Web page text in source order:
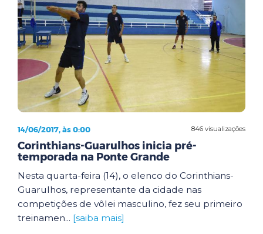
846 visualizações
14/06/2017, às 0:00
Corinthians-Guarulhos inicia pré-
temporada na Ponte Grande
Nesta quarta-feira (14), o elenco do Corinthians-
Guarulhos, representante da cidade nas
competições de vôlei masculino, fez seu primeiro
treinamen... [saiba mais]